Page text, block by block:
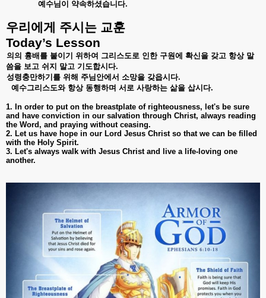
예수님이
약속하셨습니다.
우리에게 주시는 교훈
Today’s Lesson
의의 흉배를 붙이기 위하여 그리스도로 인한 구원에 확신을 갖고 항상 말
씀을 보고 쉬지 말고 기도합시다.
성령충만하기를 위해 주님안에서 소망을 갖읍시다.
예수그리스도와 항상 동행하며 서로 사랑하는 삶을 삽시다.
1. In order to put on the breastplate of righteousness, let's be sure
and have conviction in our salvation through Christ, always reading
the Word, and praying without ceasing.
2. Let us have hope in our Lord Jesus Christ so that we can be filled
with the Holy Spirit.
3. Let's always walk with Jesus Christ and live a life-loving one
another.